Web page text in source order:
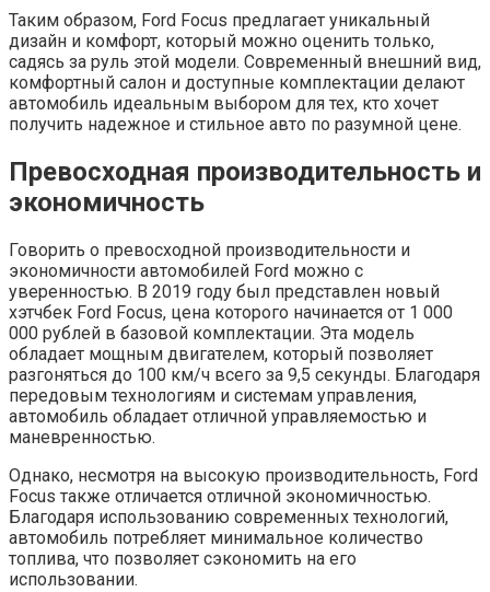
Таким образом, Ford Focus предлагает уникальный
дизайн и комфорт, который можно оценить только,
садясь за руль этой модели. Современный внешний вид,
комфортный салон и доступные комплектации делают
автомобиль идеальным выбором для тех, кто хочет
получить надежное и стильное авто по разумной цене.
Превосходная производительность и
экономичность
Говорить о превосходной производительности и
экономичности автомобилей Ford можно с
уверенностью. В 2019 году был представлен новый
хэтчбек Ford Focus, цена которого начинается от 1 000
000 рублей в базовой комплектации. Эта модель
обладает мощным двигателем, который позволяет
разгоняться до 100 км/ч всего за 9,5 секунды. Благодаря
передовым технологиям и системам управления,
автомобиль обладает отличной управляемостью и
маневренностью.
Однако, несмотря на высокую производительность, Ford
Focus также отличается отличной экономичностью.
Благодаря использованию современных технологий,
автомобиль потребляет минимальное количество
топлива, что позволяет сэкономить на его
использовании.